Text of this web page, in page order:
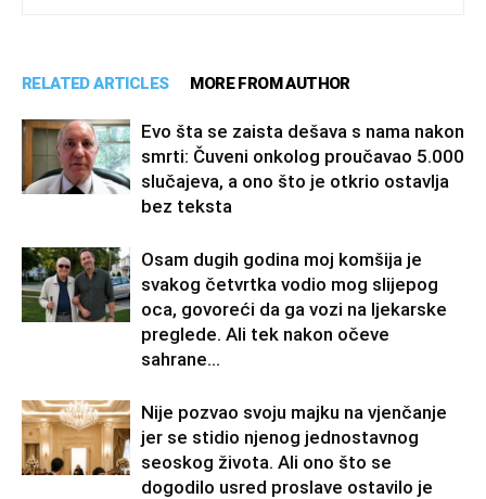
RELATED ARTICLES MORE FROM AUTHOR
Evo šta se zaista dešava s nama nakon
smrti: Čuveni onkolog proučavao 5.000
slučajeva, a ono što je otkrio ostavlja
bez teksta
Osam dugih godina moj komšija je
svakog četvrtka vodio mog slijepog
oca, govoreći da ga vozi na ljekarske
preglede. Ali tek nakon očeve
sahrane...
Nije pozvao svoju majku na vjenčanje
jer se stidio njenog jednostavnog
seoskog života. Ali ono što se
dogodilo usred proslave ostavilo je